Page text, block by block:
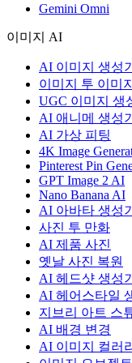
Gemini Omni
이미지 AI
AI 이미지 생성기
이미지 투 이미
UGC 이미지 생
AI 애니메 생성기
AI 가상 피팅
4K Image
Pinterest Pin
GPT Image 2 AI
Nano Banana AI
AI 아바타 생성기
사진 투 만화
AI 제품 사진
옛날 사진 복원
AI 헤드샷 생성기
AI 헤어스타일
지브리 아트 스
AI 배경 변경
AI 이미지 컬러